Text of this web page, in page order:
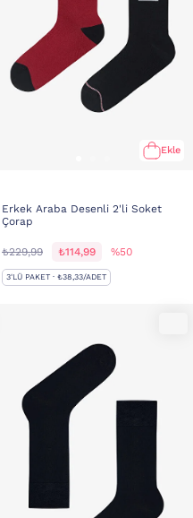
Ekle
Erkek Araba Desenli 2'li Soket
Çorap
₺229,99 ₺114,99 %50
3'LÜ PAKET · ₺38,33/ADET